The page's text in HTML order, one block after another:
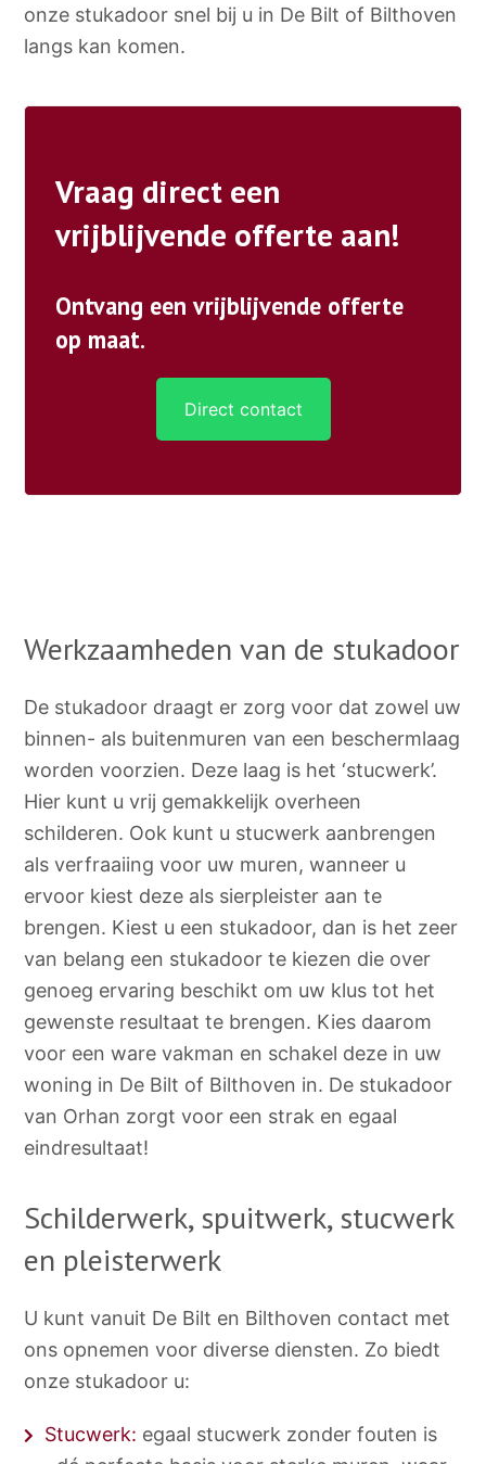
onze stukadoor snel bij u in De Bilt of Bilthoven
langs kan komen.
Vraag direct een
vrijblijvende offerte aan!
Ontvang een vrijblijvende offerte
op maat.
Direct contact
Werkzaamheden van de stukadoor
De stukadoor draagt er zorg voor dat zowel uw
binnen- als buitenmuren van een beschermlaag
worden voorzien. Deze laag is het ‘stucwerk’.
Hier kunt u vrij gemakkelijk overheen
schilderen. Ook kunt u stucwerk aanbrengen
als verfraaiing voor uw muren, wanneer u
ervoor kiest deze als sierpleister aan te
brengen. Kiest u een stukadoor, dan is het zeer
van belang een stukadoor te kiezen die over
genoeg ervaring beschikt om uw klus tot het
gewenste resultaat te brengen. Kies daarom
voor een ware vakman en schakel deze in uw
woning in De Bilt of Bilthoven in. De stukadoor
van Orhan zorgt voor een strak en egaal
eindresultaat!
Schilderwerk, spuitwerk, stucwerk
en pleisterwerk
U kunt vanuit De Bilt en Bilthoven contact met
ons opnemen voor diverse diensten. Zo biedt
onze stukadoor u:
Stucwerk: egaal stucwerk zonder fouten is